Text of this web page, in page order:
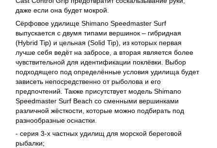
даже если она будет мокрой.
Сёрфовое удилище Shimano Speedmaster Surf
выпускается с двумя типами вершинок – гибридная
(Hybrid Tip) и цельная (Solid Tip), из которых первая
лучше себя ведёт на забросе, а вторая является более
чувствительной для идентификации поклёвки. Выбор
подходящего под определённые условия удилища будет
зависеть непосредственно от рыболова и его
предпочтений. Также присутствует модель Shimano
Speedmaster Surf Beach со сменными вершинками
различной жёсткости, которые можно подбирать под
разнообразные оснастки.
- серия 3-х частных удилищ для морской береговой
рыбалки;